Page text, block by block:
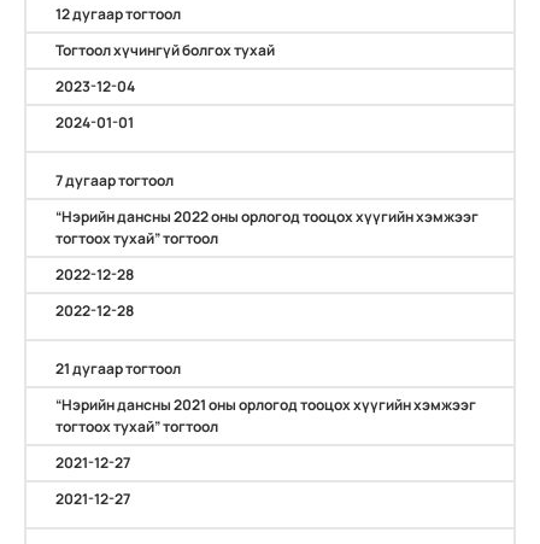
12 дугаар тогтоол
Тогтоол хүчингүй болгох тухай
2023-12-04
2024-01-01
7 дугаар тогтоол
“Нэрийн дансны 2022 оны орлогод тооцох хүүгийн хэмжээг
тогтоох тухай” тогтоол
2022-12-28
2022-12-28
21 дугаар тогтоол
“Нэрийн дансны 2021 оны орлогод тооцох хүүгийн хэмжээг
тогтоох тухай” тогтоол
2021-12-27
2021-12-27